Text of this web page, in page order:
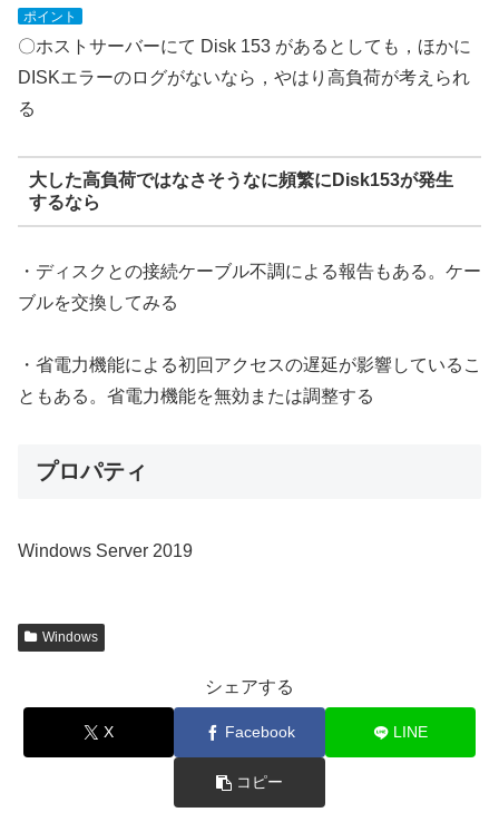
ポイント
〇ホストサーバーにて Disk 153 があるとしても，ほかに
DISKエラーのログがないなら，やはり高負荷が考えられ
る
大した高負荷ではなさそうなに頻繁にDisk153が発生
するなら
・ディスクとの接続ケーブル不調による報告もある。ケー
ブルを交換してみる
・省電力機能による初回アクセスの遅延が影響しているこ
ともある。省電力機能を無効または調整する
プロパティ
Windows Server 2019
Windows
シェアする
X Facebook LINE
コピー